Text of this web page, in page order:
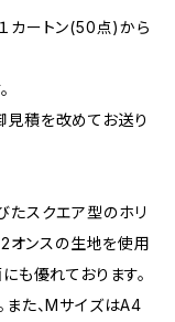
カートン(50点)から
積を改めてお送り
たスクエア型のホリ
オンスの生地を使用
も優れております。
た、MサイズはA4